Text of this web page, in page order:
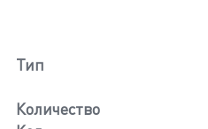
Тип
Количество